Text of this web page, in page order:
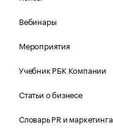
Вебинары
Мероприятия
Учебник РБК Компании
Статьи о бизнесе
Словарь PR и маркетинга